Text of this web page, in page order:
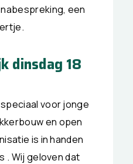
een
dinsdag 18
voor jonge
en open
is in handen
. Wij geloven dat